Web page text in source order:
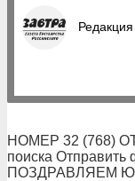
НОМЕР 32 (768) ОТ
поиска Отправить
ПОЗДРАВЛЯЕМ